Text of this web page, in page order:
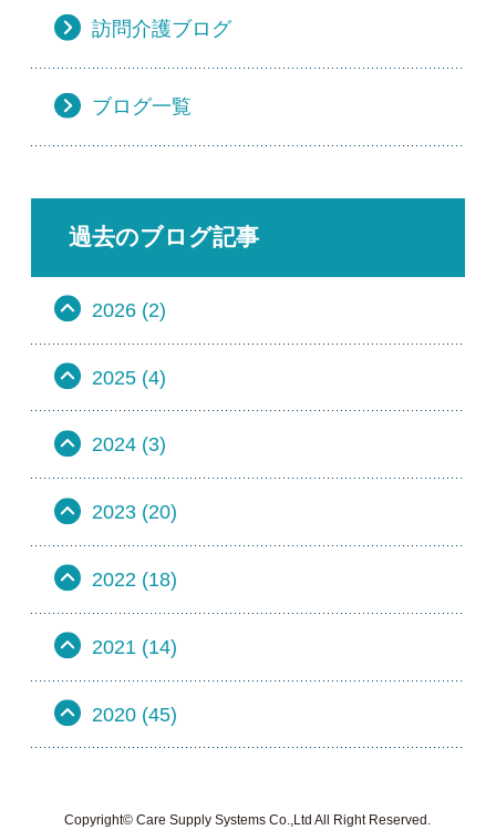
訪問介護ブログ
ブログ一覧
過去のブログ記事
2026 (2)
2025 (4)
2024 (3)
2023 (20)
2022 (18)
2021 (14)
2020 (45)
Copyright© Care Supply Systems Co.,Ltd All Right Reserved.